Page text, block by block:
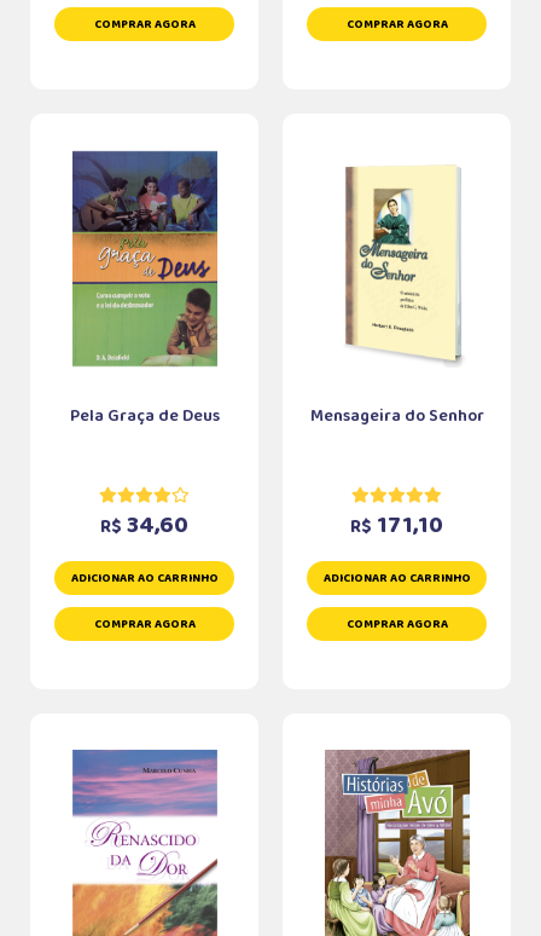
COMPRAR AGORA COMPRAR AGORA
Pela Graça de Deus
R$ 34,60
ADICIONAR AO CARRINHO
COMPRAR AGORA
Mensageira do Senhor
R$ 171,10
ADICIONAR AO CARRINHO
COMPRAR AGORA